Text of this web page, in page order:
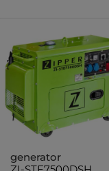
generator